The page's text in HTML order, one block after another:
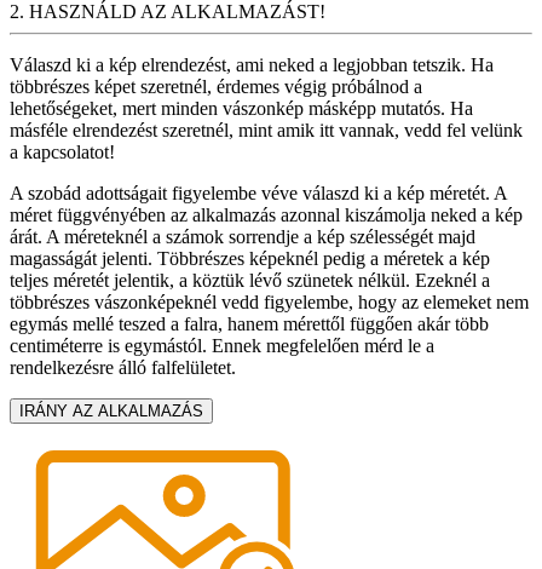
2. HASZNÁLD AZ ALKALMAZÁST!
Válaszd ki a kép elrendezést, ami neked a legjobban tetszik. Ha
többrészes képet szeretnél, érdemes végig próbálnod a
lehetőségeket, mert minden vászonkép másképp mutatós. Ha
másféle elrendezést szeretnél, mint amik itt vannak, vedd fel velünk
a kapcsolatot!
A szobád adottságait figyelembe véve válaszd ki a kép méretét. A
méret függvényében az alkalmazás azonnal kiszámolja neked a kép
árát. A méreteknél a számok sorrendje a kép szélességét majd
magasságát jelenti. Többrészes képeknél pedig a méretek a kép
teljes méretét jelentik, a köztük lévő szünetek nélkül. Ezeknél a
többrészes vászonképeknél vedd figyelembe, hogy az elemeket nem
egymás mellé teszed a falra, hanem mérettől függően akár több
centiméterre is egymástól. Ennek megfelelően mérd le a
rendelkezésre álló falfelületet.
IRÁNY AZ ALKALMAZÁS